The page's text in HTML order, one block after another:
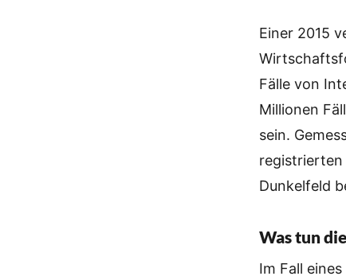
Einer 2015
Fälle von
Millionen
sein.
registrierten
Dunkelfeld
Was tun
Im Fall